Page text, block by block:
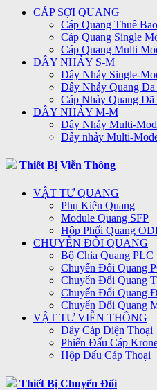
CÁP SỢI QUANG
Cáp Quang Thuê Bao
Cáp Quang Single
Cáp Quang Multi
DÂY NHẢY S-M
Dây Nhảy Single-
Dây Nhảy Quang
Cáp Nhảy Quang Dã
DÂY NHẢY M-M
Dây Nhảy Multi-
Dây nhảy Multi-
Thiết Bị Viễn Thông
VẬT TƯ QUANG
Phụ Kiện Quang
Module Quang SFP
Hộp Phối Quang
CHUYỂN ĐỔI QUANG
Bộ Chia Quang PLC
Chuyển Đổi Quang
Chuyển Đổi Quang
Chuyển Đổi Quang
Chuyển Đổi Quang
VẬT TƯ VIỄN THÔNG
Dây Cáp Điện Thoại
Phiến Đấu Cáp
Hộp Đấu Cáp Thoại
Thiết Bị Chuyển Đổi